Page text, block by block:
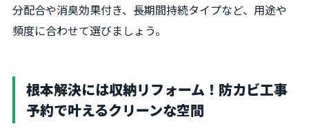
分配合や消臭効果付き、長期間持続タイプなど、用途や
頻度に合わせて選びましょう。
根本解決には収納リフォーム！防カビ工事
予約で叶えるクリーンな空間